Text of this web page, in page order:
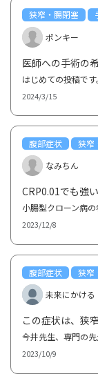
狭窄・腸閉塞
ポンキー
医師への手術の
2024/3/15
腹部症状 狭窄
なみちん
CRP0.01でも強
2023/12/8
腹部症状 狭窄
未来にかける
この症状は、狭
2023/10/9